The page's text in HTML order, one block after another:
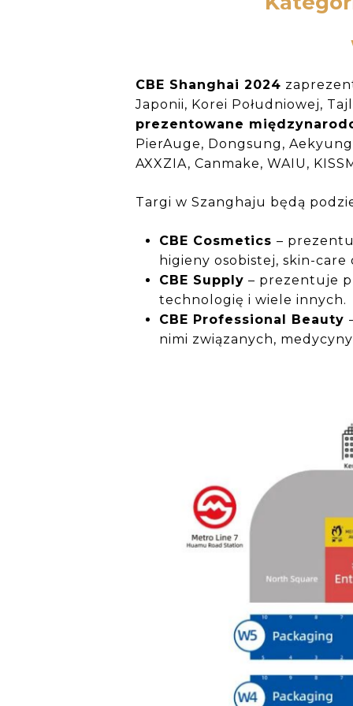
CBE Shanghai 2024
Japonii, Korei Południowej,
prezentowane
PierAuge, Dongsung,
AXXZIA, Canmake, WAIU,
Targi w Szanghaju będą
CBE Cosmetics–
higieny osobistej, skin-
CBE Supply – prezentuje
technologię i wiele innych.
CBE Professional Beauty
nimi związanych,